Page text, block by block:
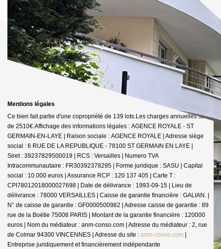
Mentions légales
Ce bien fait partie d'une copropriété de 139 lots.Les charges annuelles sont
de 2510€.Affichage des informations légales : AGENCE ROYALE - ST
GERMAIN-EN-LAYE | Raison sociale : AGENCE ROYALE | Adresse siège
social : 6 RUE DE LA REPUBLIQUE - 78100 ST GERMAIN EN LAYE |
Siret : 39237829500019 | RCS : Versailles | Numero TVA
Intracommunautaire : FR30392378295 | Forme juridique : SASU | Capital
social : 10.000 euros | Assurance RCP : 120 137 405 | Carte T :
CPI78012018000027698 | Date de délivrance : 1993-09-15 | Lieu de
délivrance : 78000 VERSAILLES | Caisse de garantie financière : GALIAN. |
N° de caisse de garantie : GF0000500982 | Adresse caisse de garantie : 89
rue de la Boétie 75008 PARIS | Montant de la garantie financière : 120000
euros | Nom du médiateur : anm-conso.com | Adresse du médiateur : 2, rue
de Colmar 94300 VINCENNES | Adresse du site : anm-conso.com |
Entreprise juridiquement et financièrement indépendante